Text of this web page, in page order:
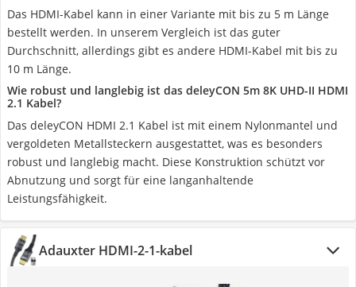
Das HDMI-Kabel kann in einer Variante mit bis zu 5 m Länge
bestellt werden. In unserem Vergleich ist das guter
Durchschnitt, allerdings gibt es andere HDMI-Kabel mit bis zu
10 m Länge.
Wie robust und langlebig ist das deleyCON 5m 8K UHD-II HDMI
2.1 Kabel?
Das deleyCON HDMI 2.1 Kabel ist mit einem Nylonmantel und
vergoldeten Metallsteckern ausgestattet, was es besonders
robust und langlebig macht. Diese Konstruktion schützt vor
Abnutzung und sorgt für eine langanhaltende
Leistungsfähigkeit.
Adauxter HDMI-2-1-kabel